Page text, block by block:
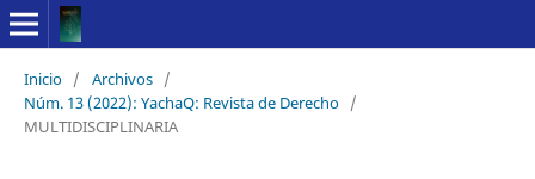
Inicio / Archivos /
Núm. 13 (2022): YachaQ: Revista de Derecho /
MULTIDISCIPLINARIA